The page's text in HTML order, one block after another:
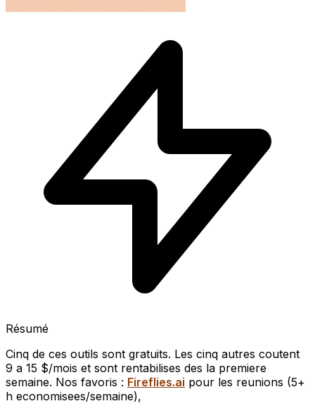
Résumé
Cinq de ces outils sont gratuits. Les cinq autres coutent
9 a 15 $/mois et sont rentabilises des la premiere
semaine. Nos favoris : Fireflies.ai pour les reunions (5+
h economisees/semaine),